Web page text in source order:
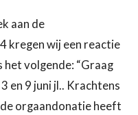
aan de
kregen wij een reactie
het volgende: “Graag
en 9 juni jl.. Krachtens
orgaandonatie heeft